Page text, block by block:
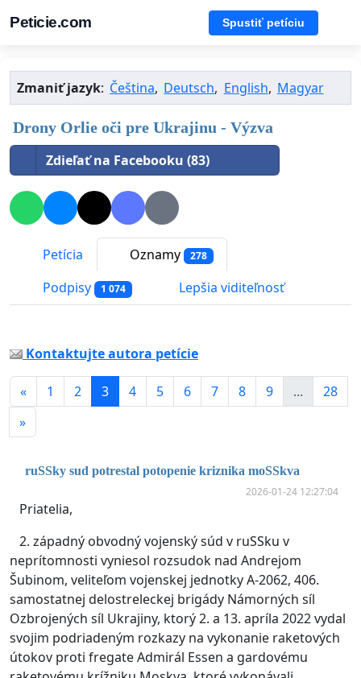
Peticie.com Spustiť petíciu
Zmaniť jazyk: Čeština, Deutsch, English, Magyar
Drony Orlie oči pre Ukrajinu - Výzva
Zdieľať na Facebooku (83)
Petícia Oznamy 278
Podpisy 1 074 Lepšia viditeľnosť
Kontaktujte autora petície
« 1 2 3 4 5 6 7 8 9 ...
28
»
ruSSky sud potrestal potopenie kriznika moSSkva
2026-01-24 12:27:04
Priatelia,
2. západný obvodný vojenský súd v ruSSku v
neprítomnosti vyniesol rozsudok nad Andrejom
Šubinom, veliteľom vojenskej jednotky A-2062, 406.
samostatnej delostreleckej brigády Námorných síl
Ozbrojených síl Ukrajiny, ktorý 2. a 13. apríla 2022 vydal
svojim podriadeným rozkazy na vykonanie raketových
útokov proti fregate Admirál Essen a gardovému